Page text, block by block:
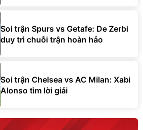
Soi trận Spurs vs Getafe: De Zerbi
duy trì chuỗi trận hoàn hảo
Soi trận Chelsea vs AC Milan: Xabi
Alonso tìm lời giải